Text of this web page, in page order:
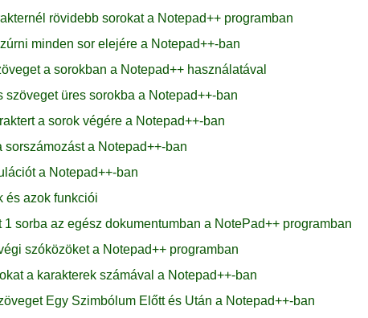
rövidebb sorokat a Notepad++ programban
minden sor elejére a Notepad++-ban
a sorokban a Notepad++ használatával
szöveget üres sorokba a Notepad++-ban
a sorok végére a Notepad++-ban
a Notepad++-ban
a Notepad++-ban
és azok funkciói
sorba az egész dokumentumban a NotePad++ programban
szóközöket a Notepad++ programban
a karakterek számával a Notepad++-ban
Egy Szimbólum Előtt és Után a Notepad++-ban